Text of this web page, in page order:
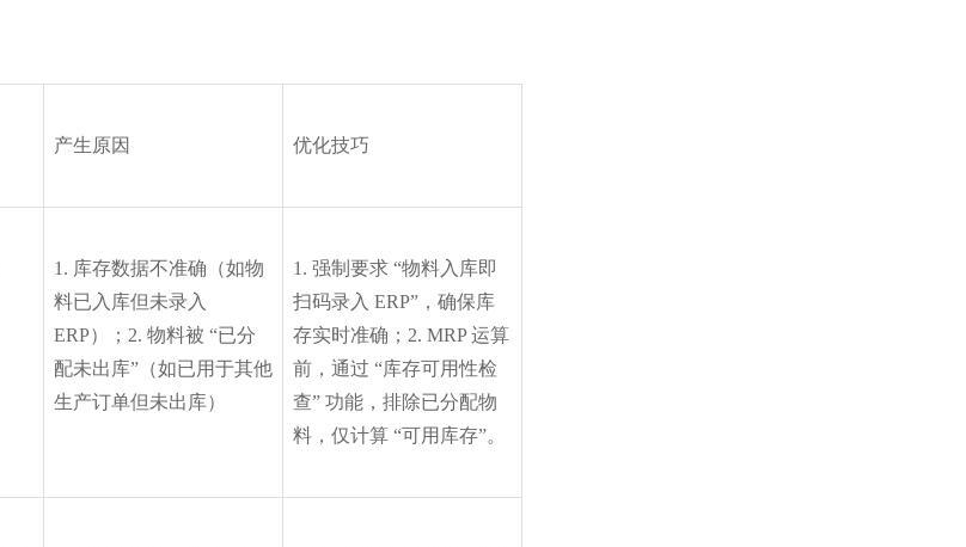
产生原因 优化技巧
1. 库存数据不准确（如物
料已入库但未录入
ERP）；2. 物料被 “已分
配未出库”（如已用于其他
生产订单但未出库）
1. 强制要求 “物料入库即
扫码录入 ERP”，确保库
存实时准确；2. MRP 运算
前，通过 “库存可用性检
查” 功能，排除已分配物
料，仅计算 “可用库存”。